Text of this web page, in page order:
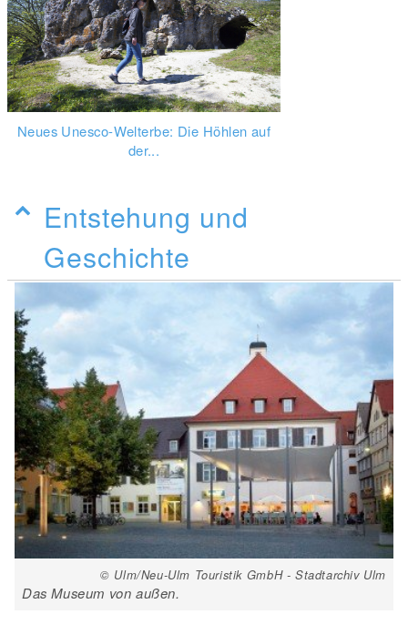
Neues Unesco-Welterbe: Die Höhlen auf
der...
Entstehung und
Geschichte
© Ulm/Neu-Ulm Touristik GmbH - Stadtarchiv Ulm
Das Museum von außen.